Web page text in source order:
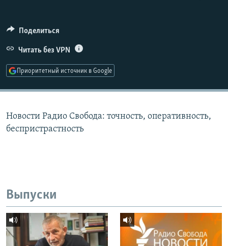
ПОДПИШИТЕСЬ НА РАССЫЛКУ
СОЦИАЛЬНЫЕ СЕТИ
Поделиться
Читать без VPN
Приоритетный источник в Google
Новости Радио Свобода: точность, оперативность,
беспристрастность
Выпуски